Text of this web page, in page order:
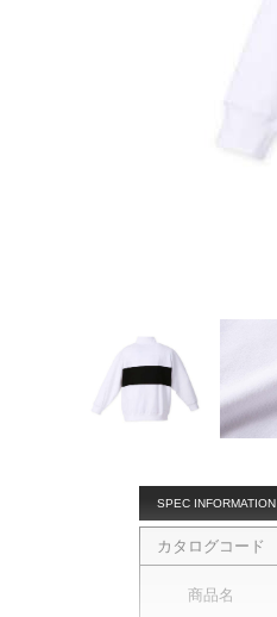
SPEC INFORMATION
カタログコード
商品名